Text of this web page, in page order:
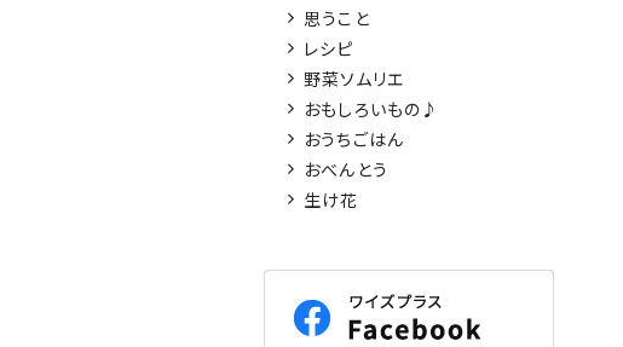
思うこと
レシピ
野菜ソムリエ
おもしろいもの♪
おうちごはん
おべんとう
生け花